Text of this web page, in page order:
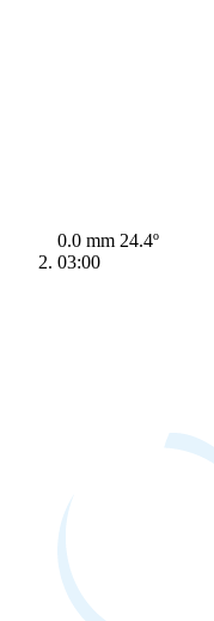
0.0 mm 24.4º
03:00